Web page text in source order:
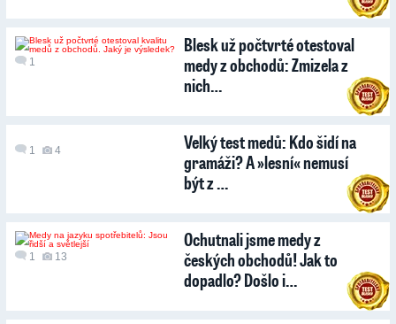
1
Blesk už počtvrté otestoval
medy z obchodů: Zmizela z
nich…
1 4
Velký test medů: Kdo šidí na
gramáži? A »lesní« nemusí
být z …
1 13
Ochutnali jsme medy z
českých obchodů! Jak to
dopadlo? Došlo i…